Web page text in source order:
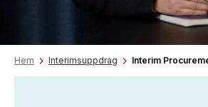
Hem Interimsuppdrag Interim